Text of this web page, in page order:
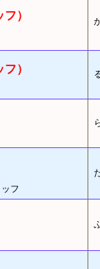
フ）
フ）
フ